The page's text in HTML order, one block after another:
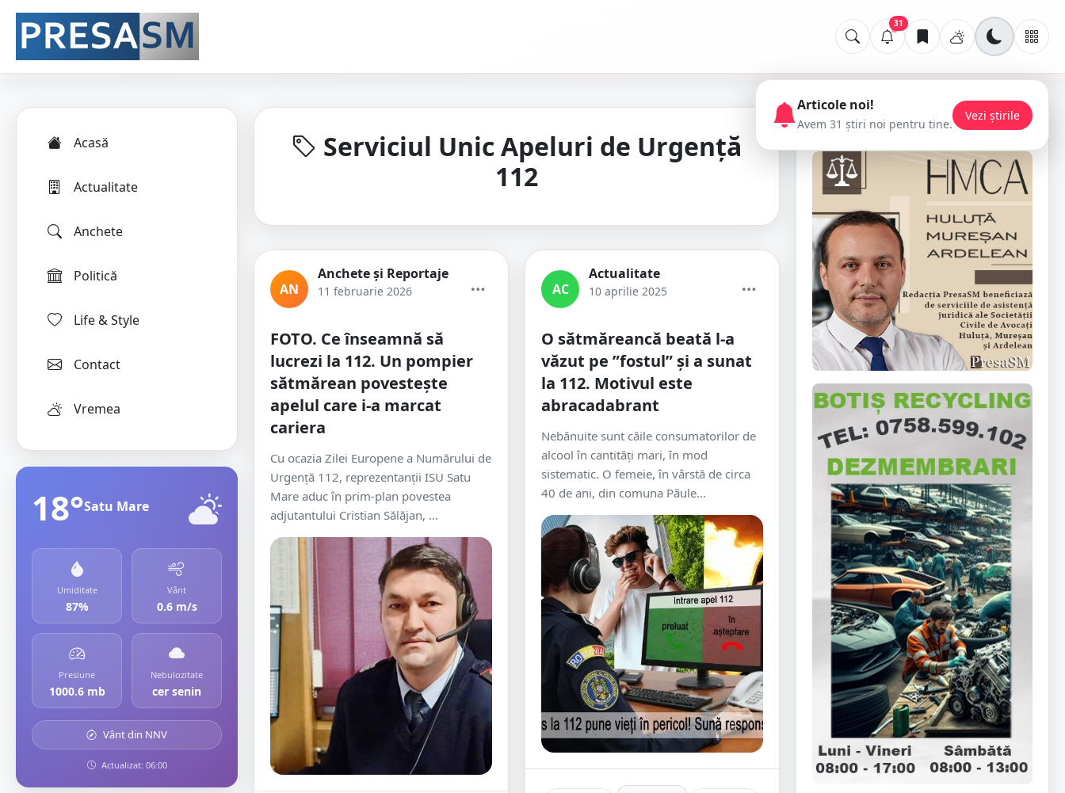
31
Acasă
Actualitate
Anchete
Politică
Life & Style
Contact
Vremea
18°Satu Mare
Umiditate
87%
Vânt
0.6 m/s
Presiune
1000.6 mb
Nebulozitate
cer senin
Vânt din NNV
Actualizat: 06:00
Serviciul Unic Apeluri de Urgență
112
AN
Anchete și Reportaje
11 februarie 2026
FOTO. Ce înseamnă să
lucrezi la 112. Un pompier
sătmărean povestește
apelul care i-a marcat
cariera
Cu ocazia Zilei Europene a Numărului de
Urgență 112, reprezentanții ISU Satu
Mare aduc în prim-plan povestea
adjutantului Cristian Sălăjan, ...
AC
Actualitate
10 aprilie 2025
O sătmăreancă beată l-a
văzut pe ”fostul” și a sunat
la 112. Motivul este
abracadabrant
Nebănuite sunt căile consumatorilor de
alcool în cantități mari, în mod
sistematic. O femeie, în vârstă de circa
40 de ani, din comuna Păule...
📢 Publicitate
Articole noi!
Avem 31 știri noi pentru tine.
Vezi știrile